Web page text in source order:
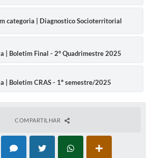
categoria | Diagnostico Socioterritorial
| Boletim Final - 2° Quadrimestre 2025
| Boletim CRAS - 1º semestre/2025
COMPARTILHAR